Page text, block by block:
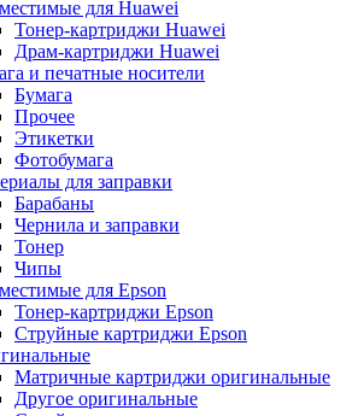
для Huawei
Тонер-картриджи Huawei
Драм-картриджи Huawei
и печатные носители
Бумага
Прочее
Этикетки
Фотобумага
для заправки
Барабаны
Чернила и заправки
Тонер
Чипы
для Epson
Тонер-картриджи Epson
Струйные картриджи Epson
Матричные картриджи оригинальные
Другое оригинальные